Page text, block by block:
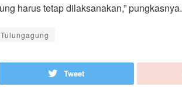
harus tetap dilaksanakan,” pungkasnya.
Tulungagung
Tweet